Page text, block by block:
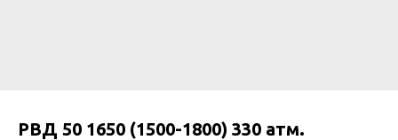
РВД 50 1650 (1500-1800) 330 атм.